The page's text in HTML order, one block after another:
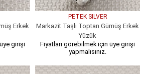
Erkek
girişi
PETEK SILVER
Markazit Taşlı Toptan Gümüş Erkek
Yüzük
Fiyatları görebilmek için üye girişi
yapmalısınız.